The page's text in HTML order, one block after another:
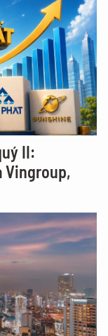
II:
Vingroup,